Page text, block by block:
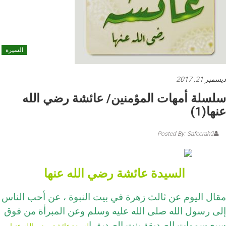
السيرة
ديسمبر 21, 2017
سلسلة أمهات المؤمنين/ عائشة رضي الله
عنها(1)
Posted By: Safeerah2
السيدة عائشة ر ضي الله عنها
مقال اليوم عن ثالث زهرة في بيت النبوة ، عن أحب الناس
إلى رسول الله صلى الله عليه وسلم وعن المبرأة من فوق